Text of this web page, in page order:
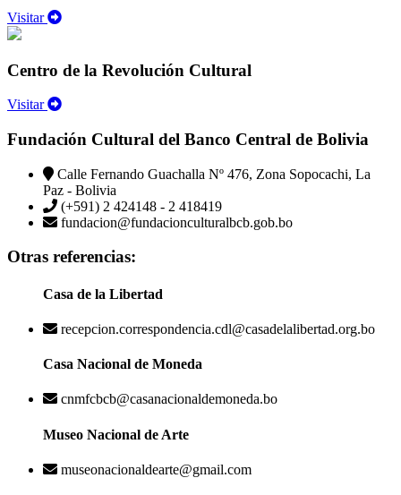
Visitar
Centro de la Revolución Cultural
Visitar
Fundación Cultural del Banco Central de Bolivia
Calle Fernando Guachalla Nº 476, Zona Sopocachi, La
Paz - Bolivia
(+591) 2 424148 - 2 418419
fundacion@fundacionculturalbcb.gob.bo
Otras referencias:
Casa de la Libertad
recepcion.correspondencia.cdl@casadelalibertad.org.bo
Casa Nacional de Moneda
cnmfcbcb@casanacionaldemoneda.bo
Museo Nacional de Arte
museonacionaldearte@gmail.com